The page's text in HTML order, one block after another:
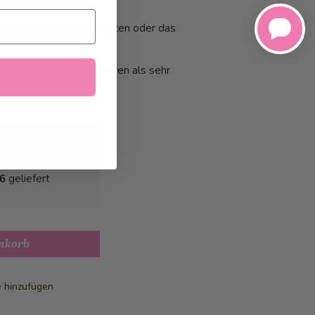
werden zugeschnitten oder das
besser funktionieren als sehr
geliefert
hinzufügen